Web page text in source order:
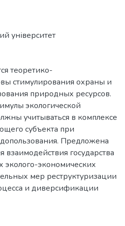
університет
теоретико-
стимулирования охраны и
природных ресурсов.
экологической
учитываться в комплексе
субъекта при
Предложена
взаимодействия государства
эколого-экономических
мер реструктуризации
и диверсификации